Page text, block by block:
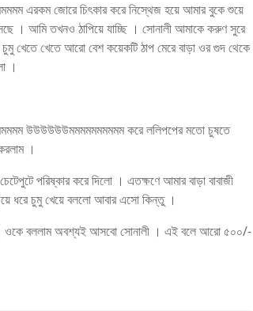
এরকম জোরে চিৎকার করে নিস্থেজ হয়ে আমার বুকে শুয়ে
। আমি তখনও ঠাপিয়ে যাচ্ছি । সোনালী আমাকে করুণ সুরে
খেতে আরো বেশ কয়েকটি ঠাপ মেরে বাড়া ওর গুদ থেকে
।
উউউউউউমমমমমমমমমম করে ললিপপের মতো চুষতে
।
পরিষ্কার করে দিলো । এতক্ষণে আমার বাড়া বাবাজী
ধরে চুমু খেয়ে বললো আবার এসো কিন্তু ।
। ওকে বললাম অবশ্যই আসবো সোনালী । এই বলে আরো ৫০০/-